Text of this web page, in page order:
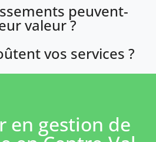
peuvent-
valeur ?
vos services ?
en gestion de